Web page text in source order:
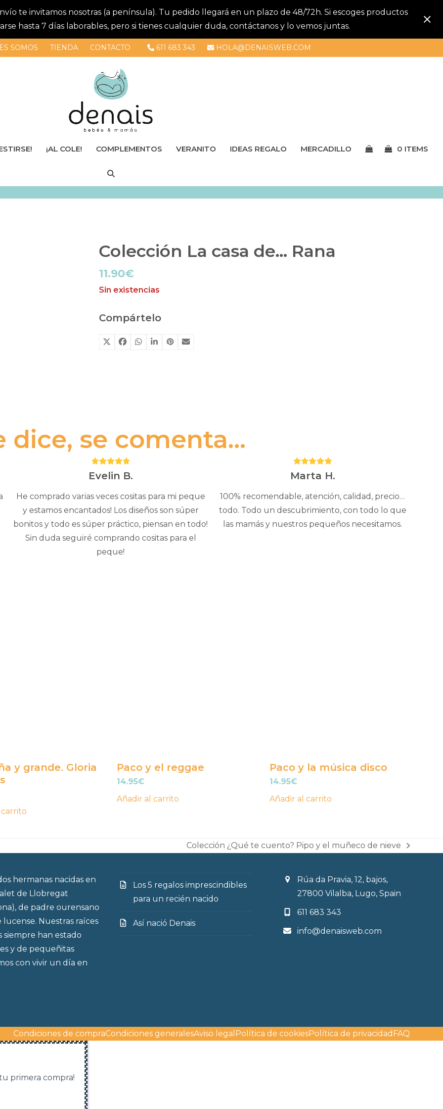
te invitamos nosotras (a península). Tu pedido llegará en un plazo de 48/72h. Si escoges productos
hasta 7 días laborables, pero si tienes cualquier duda, contáctanos y lo vemos juntas.
SOMOS TIENDA CONTACTO 611 683 343 HOLA@DENAISWEB.COM
¡AL COLE! COMPLEMENTOS VERANITO IDEAS REGALO MERCADILLO 0 ITEMS
Colección La casa de… Rana
11.90€
Sin existencias
Compártelo
dice, se comenta...
Puntuación:
5
Evelin B.
He comprado varias veces cositas para mi peque
y estamos encantados! Los diseños son súper
bonitos y todo es súper práctico, piensan en todo!
Sin duda seguiré comprando cositas para el
peque!
Puntuación:
5
Marta H.
100% recomendable, atención, calidad, precio…
todo. Todo un descubrimiento, con todo lo que
las mamás y nuestros pequeños necesitamos.
y grande. Gloria
Paco y el reggae
14.95€
Añadir al carrito
Paco y la música disco
14.95€
Añadir al carrito
next
Colección ¿Qué te cuento? Pipo y el muñeco de nieve
hermanas nacidas en
de Llobregat
de padre ourensano
lucense. Nuestras raíces
siempre han estado
y de pequeñitas
con vivir un día en
Los 5 regalos imprescindibles
para un recién nacido
Así nació Denais
Rúa da Pravia, 12, bajos,
27800 Vilalba, Lugo, Spain
611 683 343
info@denaisweb.com
Condiciones de compraCondiciones generalesAviso legal Política de cookiesPolítica de privacidad FAQ
primera compra!